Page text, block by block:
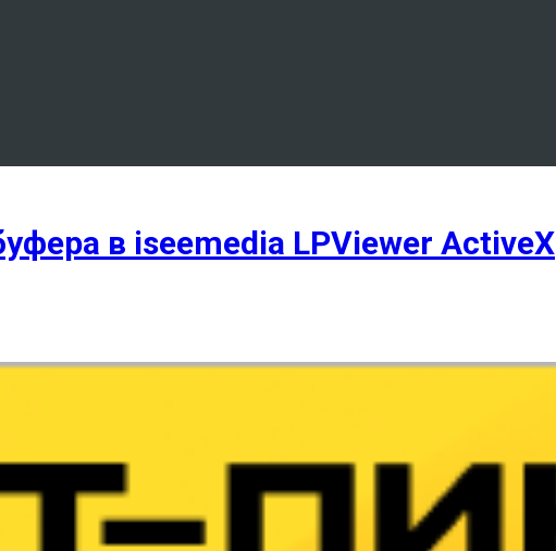
в iseemedia LPViewer ActiveX